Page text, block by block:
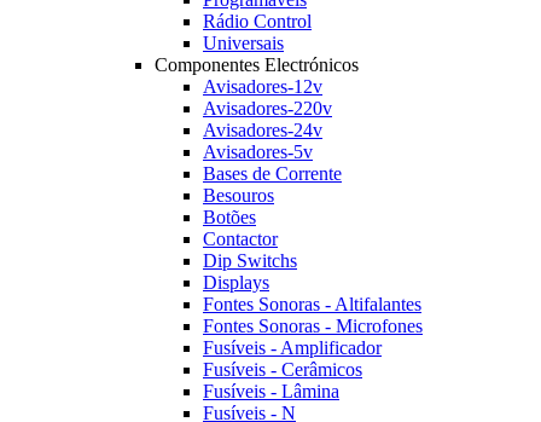
Rádio Control
Universais
Componentes Electrónicos
Avisadores-12v
Avisadores-220v
Avisadores-24v
Avisadores-5v
Bases de Corrente
Besouros
Botões
Contactor
Dip Switchs
Displays
Fontes Sonoras - Altifalantes
Fontes Sonoras - Microfones
Fusíveis - Amplificador
Fusíveis - Cerâmicos
Fusíveis - Lâmina
Fusíveis - N